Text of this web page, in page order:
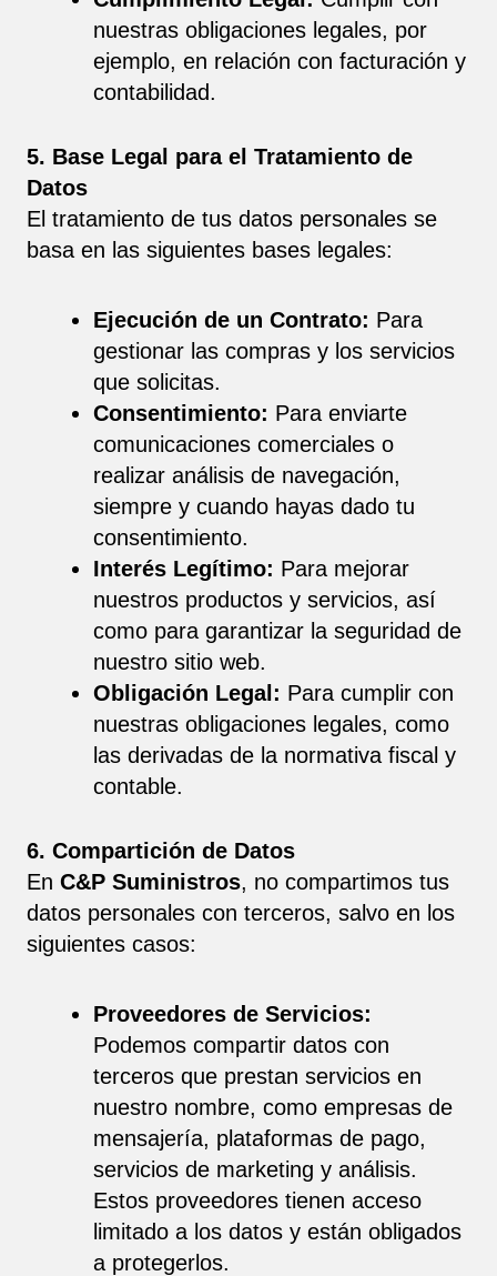
nuestras obligaciones legales, por
ejemplo, en relación con facturación y
contabilidad.
5. Base Legal para el Tratamiento de
Datos
El tratamiento de tus datos personales se
basa en las siguientes bases legales:
Ejecución de un Contrato: Para
gestionar las compras y los servicios
que solicitas.
Consentimiento: Para enviarte
comunicaciones comerciales o
realizar análisis de navegación,
siempre y cuando hayas dado tu
consentimiento.
Interés Legítimo: Para mejorar
nuestros productos y servicios, así
como para garantizar la seguridad de
nuestro sitio web.
Obligación Legal: Para cumplir con
nuestras obligaciones legales, como
las derivadas de la normativa fiscal y
contable.
6. Compartición de Datos
En C&P Suministros, no compartimos tus
datos personales con terceros, salvo en los
siguientes casos:
Proveedores de Servicios:
Podemos compartir datos con
terceros que prestan servicios en
nuestro nombre, como empresas de
mensajería, plataformas de pago,
servicios de marketing y análisis.
Estos proveedores tienen acceso
limitado a los datos y están obligados
a protegerlos.